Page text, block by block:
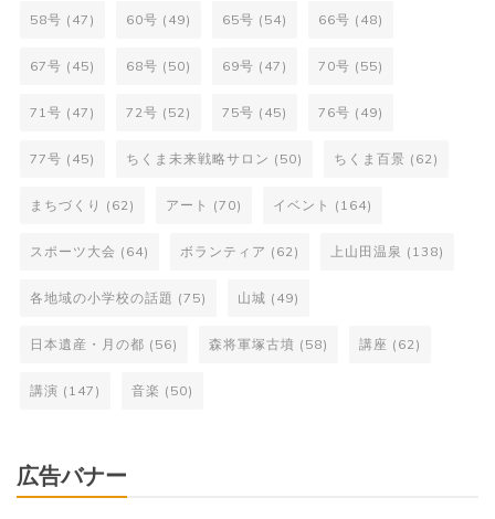
58号 (47) 60号 (49) 65号 (54) 66号 (48)
67号 (45) 68号 (50) 69号 (47) 70号 (55)
71号 (47) 72号 (52) 75号 (45) 76号 (49)
77号 (45) ちくま未来戦略サロン (50) ちくま百景 (62)
まちづくり (62) アート (70) イベント (164)
スポーツ大会 (64) ボランティア (62) 上山田温泉 (138)
各地域の小学校の話題 (75) 山城 (49)
日本遺産・月の都 (56) 森将軍塚古墳 (58) 講座 (62)
講演 (147) 音楽 (50)
広告バナー